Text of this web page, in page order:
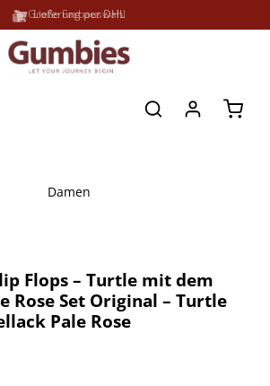
Große Farbauswahl
Lieferung per DHL
Damen
Flops – Turtle mit dem
Rose Set Original – Turtle
Pale Rose